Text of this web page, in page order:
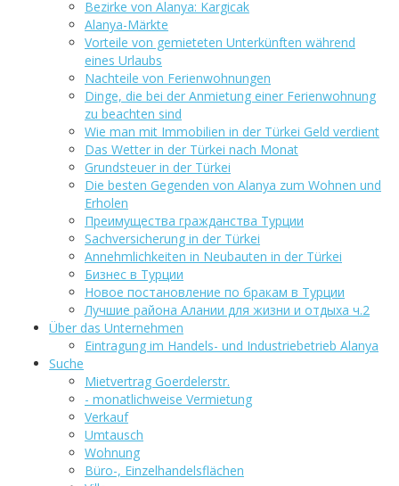
Bezirke von Alanya: Kargicak
Alanya-Märkte
Vorteile von gemieteten Unterkünften während
eines Urlaubs
Nachteile von Ferienwohnungen
Dinge, die bei der Anmietung einer Ferienwohnung
zu beachten sind
Wie man mit Immobilien in der Türkei Geld verdient
Das Wetter in der Türkei nach Monat
Grundsteuer in der Türkei
Die besten Gegenden von Alanya zum Wohnen und
Erholen
Преимущества гражданства Турции
Sachversicherung in der Türkei
Annehmlichkeiten in Neubauten in der Türkei
Бизнес в Турции
Новое постановление по бракам в Турции
Лучшие района Алании для жизни и отдыха ч.2
Über das Unternehmen
Eintragung im Handels- und Industriebetrieb Alanya
Suche
Mietvertrag Goerdelerstr.
- monatlichweise Vermietung
Verkauf
Umtausch
Wohnung
Büro-, Einzelhandelsflächen